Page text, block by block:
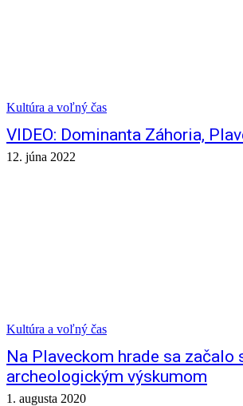
Kultúra a voľný čas
VIDEO: Dominanta Záhoria,
12. júna 2022
Kultúra a voľný čas
Na Plaveckom hrade sa začalo
archeologickým výskumom
1. augusta 2020